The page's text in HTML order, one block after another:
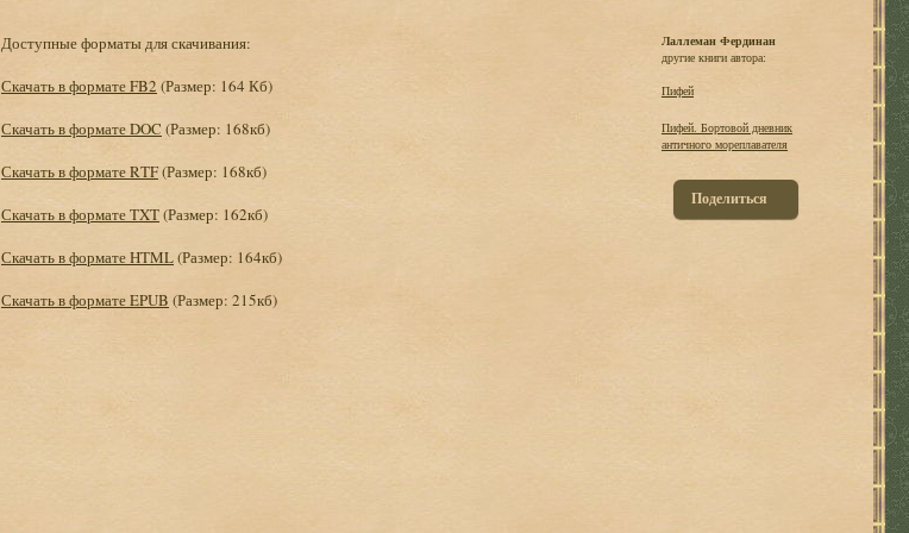
Доступные форматы для скачивания:
Скачать в формате FB2 (Размер: 164 Кб)
Скачать в формате DOC (Размер: 168кб)
Скачать в формате RTF(Размер: 168кб)
Скачать в формате TXT(Размер: 162кб)
Скачать в формате HTML(Размер: 164кб)
Скачать в формате EPUB (Размер: 215кб)
Лаллеман Фердинан
другие книги автора:
Пифей
Пифей. Бортовой дневник
античного мореплавателя
Поделиться